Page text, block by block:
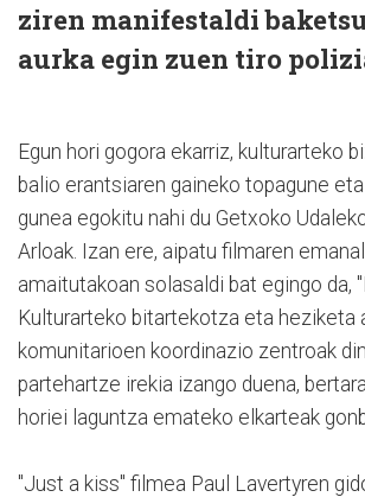
ziren manifestaldi
aurka egin zuen tiro
Egun hori gogora ekarriz, kulturarteko
balio erantsiaren gaineko topagune
gunea egokitu nahi du Getxoko
Arloak. Izan ere, aipatu filmaren
amaitutakoan solasaldi bat egingo da,
Kulturarteko bitartekotza eta heziketa
komunitarioen koordinazio zentroak
partehartze irekia izango duena,
horiei laguntza emateko elkarteak
"Just a kiss" filmea Paul Lavertyren